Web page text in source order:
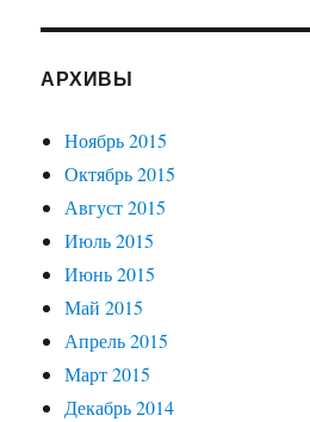
АРХИВЫ
Ноябрь 2015
Октябрь 2015
Август 2015
Июль 2015
Июнь 2015
Май 2015
Апрель 2015
Март 2015
Декабрь 2014